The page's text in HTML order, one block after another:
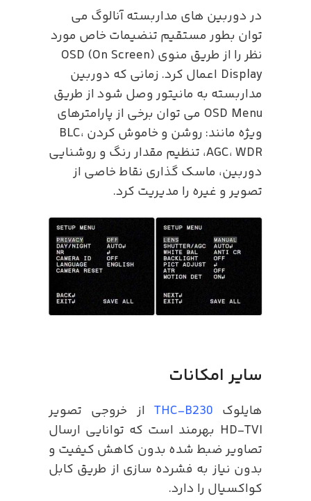
در دوربین های مداربسته آنالوگ می
توان بطور مستقیم تنضیمات خاص مورد
نظر را از طریق منوی (OSD (On Screen
Display اعمال کرد. زمانی که دوربین
مداربسته به مانیتور وصل شود از طریق
OSD Menu می توان برخی از پارامترهای
ویژه مانند: روشن و خاموش کردن BLC،
AGC، WDR، تنظیم مقدار رنگ و روشنایی
دوربین، ماسک گذاری نقاط خاصی از
تصویر و غیره را مدیریت کرد.
سایر امکانات
هایلوک THC-B230 از خروجی تصویر
HD-TVI بهرمند است که توانایی ارسال
تصاویر ضبط شده بدون کاهش کیفیت و
بدون نیاز به فشرده سازی از طریق کابل
کواکسیال را دارد.